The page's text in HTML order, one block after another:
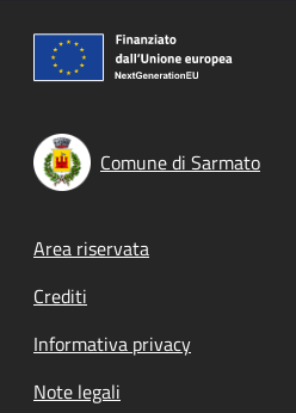
Comune di Sarmato
Footer menu
Area riservata
Crediti
Informativa privacy
Note legali